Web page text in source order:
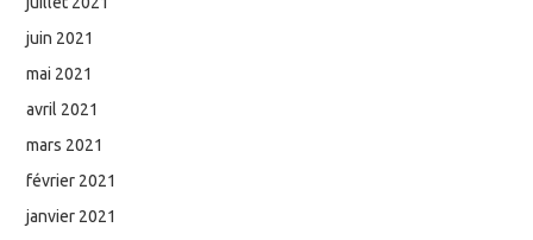
juin 2021
mai 2021
avril 2021
mars 2021
février 2021
janvier 2021